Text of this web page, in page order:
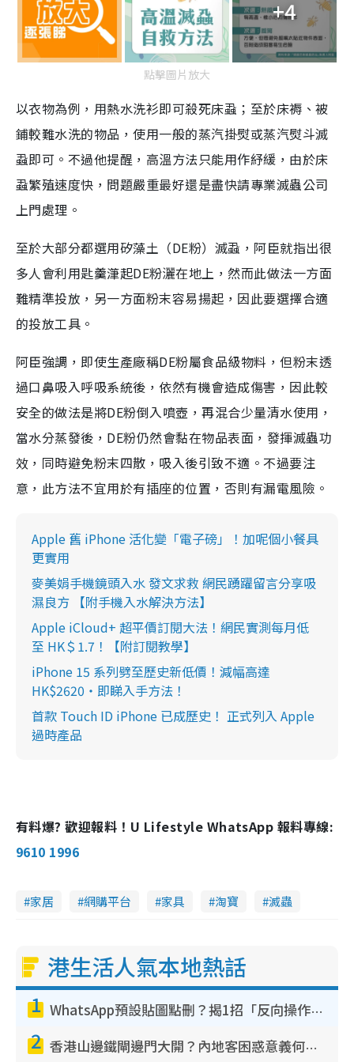
+4
點擊圖片放大
以衣物為例，用熱水洗衫即可殺死床蝨；至於床褥、被
鋪較難水洗的物品，使用一般的蒸汽掛熨或蒸汽熨斗滅
蝨即可。不過他提醒，高溫方法只能用作紓緩，由於床
蝨繁殖速度快，問題嚴重最好還是盡快請專業滅蟲公司
上門處理。
至於大部分都選用矽藻土（DE粉）滅蝨，阿臣就指出很
多人會利用匙羹潷起DE粉灑在地上，然而此做法一方面
難精準投放，另一方面粉末容易揚起，因此要選擇合適
的投放工具。
阿臣強調，即使生產廠稱DE粉屬食品級物料，但粉末透
過口鼻吸入呼吸系統後，依然有機會造成傷害，因此較
安全的做法是將DE粉倒入噴壺，再混合少量清水使用，
當水分蒸發後，DE粉仍然會黏在物品表面，發揮滅蟲功
效，同時避免粉末四散，吸入後引致不適。不過要注
意，此方法不宜用於有插座的位置，否則有漏電風險。
Apple 舊 iPhone 活化變「電子磅」！加呢個小餐具
更實用
麥美娟手機鏡頭入水 發文求救 網民踴躍留言分享吸
濕良方 【附手機入水解決方法】
Apple iCloud+ 超平價訂閱大法！網民實測每月低
至 HK＄1.7！【附訂閱教學】
iPhone 15 系列劈至歷史新低價！減幅高達
HK$2620‧即睇入手方法！
首款 Touch ID iPhone 已成歷史！ 正式列入 Apple
過時產品
有料爆? 歡迎報料！U Lifestyle WhatsApp 報料專線:
9610 1996
家居 網購平台 家具 淘寶 滅蟲
港生活人氣本地熱話
1 WhatsApp預設貼圖點刪？揭1招「反向操作」還原簡潔介面 附3步實測教學
2 香港山邊鐵閘邊門大開？內地客困惑意義何在！網民神回覆：呢種叫法理性防禦